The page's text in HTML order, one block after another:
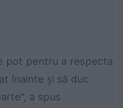
pot pentru a respecta
înainte şi să duc
a spus